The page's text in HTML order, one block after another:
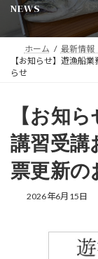
NEWS
ホーム 最新情報
【お知らせ】遊漁船
らせ
【お知
講習受講
票更新の
2026年6月15日